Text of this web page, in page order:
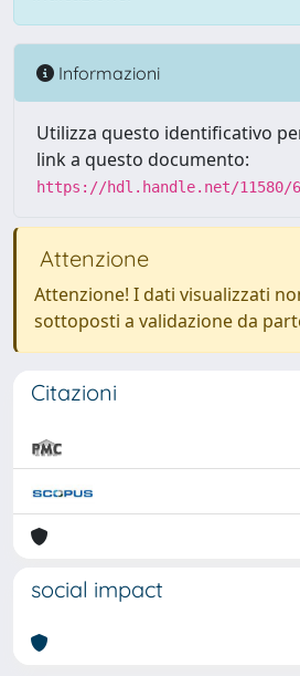
Informazioni
Utilizza questo identificativo
link a questo documento:
https://hdl.handle.net/11580/
Attenzione
Attenzione! I dati visualizzati
sottoposti a validazione da
Citazioni
social impact